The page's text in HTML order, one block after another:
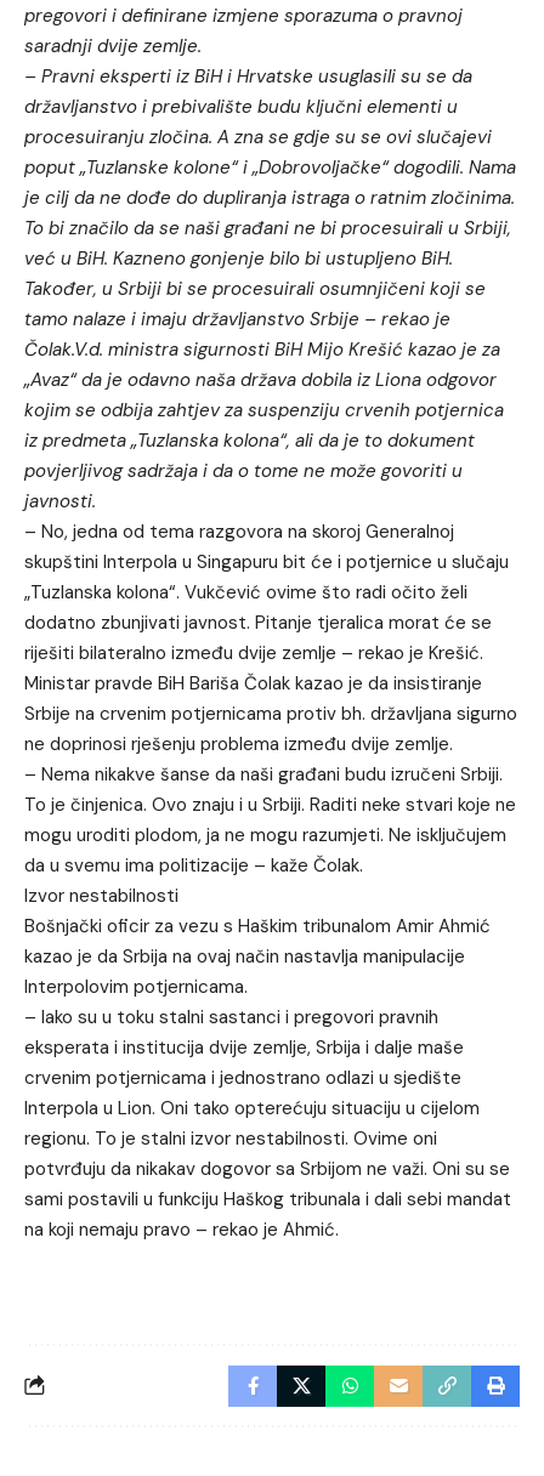
pregovori i definirane izmjene sporazuma o pravnoj
saradnji dvije zemlje.
– Pravni eksperti iz BiH i Hrvatske usuglasili su se da
državljanstvo i prebivalište budu ključni elementi u
procesuiranju zločina. A zna se gdje su se ovi slučajevi
poput „Tuzlanske kolone“ i „Dobrovoljačke“ dogodili. Nama
je cilj da ne dođe do dupliranja istraga o ratnim zločinima.
To bi značilo da se naši građani ne bi procesuirali u Srbiji,
već u BiH. Kazneno gonjenje bilo bi ustupljeno BiH.
Također, u Srbiji bi se procesuirali osumnjičeni koji se
tamo nalaze i imaju državljanstvo Srbije – rekao je
Čolak.V.d. ministra sigurnosti BiH Mijo Krešić kazao je za
„Avaz“ da je odavno naša država dobila iz Liona odgovor
kojim se odbija zahtjev za suspenziju crvenih potjernica
iz predmeta „Tuzlanska kolona“, ali da je to dokument
povjerljivog sadržaja i da o tome ne može govoriti u
javnosti.
– No, jedna od tema razgovora na skoroj Generalnoj
skupštini Interpola u Singapuru bit će i potjernice u slučaju
„Tuzlanska kolona“. Vukčević ovime što radi očito želi
dodatno zbunjivati javnost. Pitanje tjeralica morat će se
riješiti bilateralno između dvije zemlje – rekao je Krešić.
Ministar pravde BiH Bariša Čolak kazao je da insistiranje
Srbije na crvenim potjernicama protiv bh. državljana sigurno
ne doprinosi rješenju problema između dvije zemlje.
– Nema nikakve šanse da naši građani budu izručeni Srbiji.
To je činjenica. Ovo znaju i u Srbiji. Raditi neke stvari koje ne
mogu uroditi plodom, ja ne mogu razumjeti. Ne isključujem
da u svemu ima politizacije – kaže Čolak.
Izvor nestabilnosti
Bošnjački oficir za vezu s Haškim tribunalom Amir Ahmić
kazao je da Srbija na ovaj način nastavlja manipulacije
Interpolovim potjernicama.
– Iako su u toku stalni sastanci i pregovori pravnih
eksperata i institucija dvije zemlje, Srbija i dalje maše
crvenim potjernicama i jednostrano odlazi u sjedište
Interpola u Lion. Oni tako opterećuju situaciju u cijelom
regionu. To je stalni izvor nestabilnosti. Ovime oni
potvrđuju da nikakav dogovor sa Srbijom ne važi. Oni su se
sami postavili u funkciju Haškog tribunala i dali sebi mandat
na koji nemaju pravo – rekao je Ahmić.